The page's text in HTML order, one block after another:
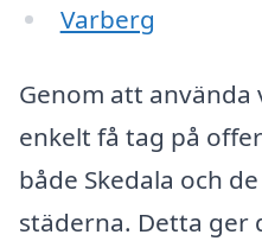
Varberg
Genom att
enkelt få tag på
både Skedala och
städerna. Detta ger